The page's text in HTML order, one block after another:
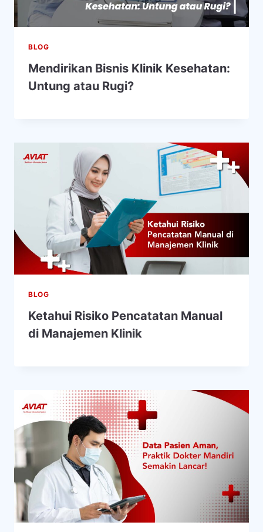
BLOG
Mendirikan Bisnis Klinik Kesehatan:
Untung atau Rugi?
BLOG
Ketahui Risiko Pencatatan Manual
di Manajemen Klinik